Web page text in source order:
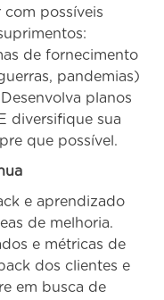
com possíveis
de fornecimento
pandemias)
planos
diversifique sua
que possível.
e aprendizado
de melhoria.
e métricas de
dos clientes e
em busca de